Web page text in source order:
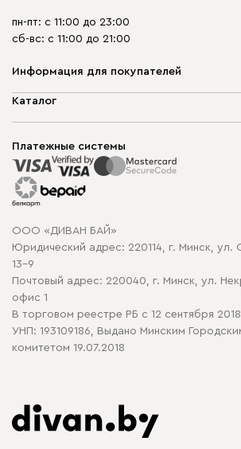
пн-пт: с 11:00 до 23:00
сб-вс: с 11:00 до 21:00
Информация для покупателей
О компании
Способы оплаты
Рассрочка и кредит
Гарантия
Карта сайта
Политика конфиденциальности
Политика в отношении обработки cookie
Каталог
Корпусная мебель
Распродажа мебели
Платежные системы
ООО «ДИВАН БАЙ»
Юридический адрес: 220114, г. Минск, ул.
13-9
Почтовый адрес: 220040, г. Минск, ул.
офис 1
В торговом реестре РБ с 12 сентября
УНП: 193109186, Выдано Минским
комитетом 19.07.2018